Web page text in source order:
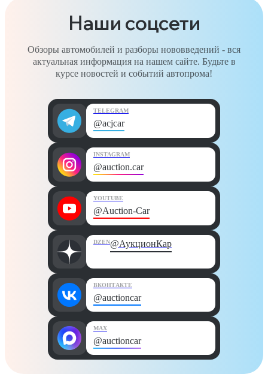
Наши соцсети
Обзоры автомобилей и разборы нововведений - вся
актуальная информация на нашем сайте. Будьте в
курсе новостей и событий автопрома!
TELEGRAM
@acjcar
INSTAGRAM
@auction.car
YOUTUBE
@Auction-Car
DZEN@АукционКар
ВКОНТАКТЕ
@auctioncar
MAX
@auctioncar